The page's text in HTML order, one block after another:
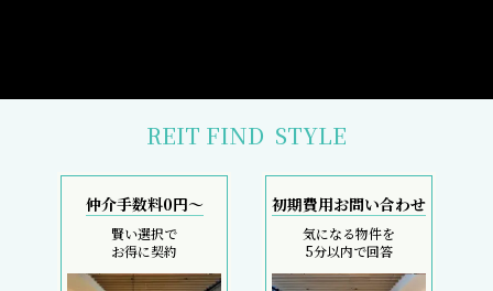
REIT FIND STYLE
仲介手数料0円～
賢い選択で
お得に契約
初期費用お問い合わせ
気になる物件を
5分以内で回答